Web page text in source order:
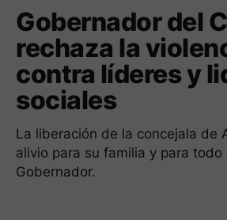
Gobernador del
rechaza la
contra líderes y
sociales
La liberación de la concejala de
alivio para su familia y para todo
Gobernador.